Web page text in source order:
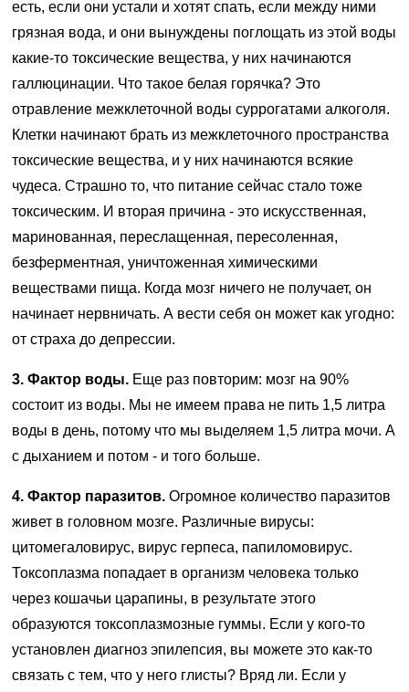
есть, если они устали и хотят спать, если между ними
грязная вода, и они вынуждены поглощать из этой воды
какие-то токсические вещества, у них начинаются
галлюцинации. Что такое белая горячка? Это
отравление межклеточной воды суррогатами алкоголя.
Клетки начинают брать из межклеточного пространства
токсические вещества, и у них начинаются всякие
чудеса. Страшно то, что питание сейчас стало тоже
токсическим. И вторая причина - это искусственная,
маринованная, переслащенная, пересоленная,
безферментная, уничтоженная химическими
веществами пища. Когда мозг ничего не получает, он
начинает нервничать. А вести себя он может как угодно:
от страха до депрессии.
3. Фактор воды. Еще раз повторим: мозг на 90%
состоит из воды. Мы не имеем права не пить 1,5 литра
воды в день, потому что мы выделяем 1,5 литра мочи. А
с дыханием и потом - и того больше.
4. Фактор паразитов. Огромное количество паразитов
живет в головном мозге. Различные вирусы:
цитомегаловирус, вирус герпеса, папиломовирус.
Токсоплазма попадает в организм человека только
через кошачьи царапины, в результате этого
образуются токсоплазмозные гуммы. Если у кого-то
установлен диагноз эпилепсия, вы можете это как-то
связать с тем, что у него глисты? Вряд ли. Если у